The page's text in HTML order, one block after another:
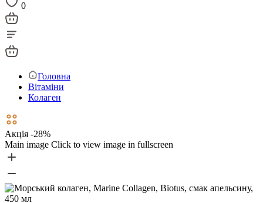
0
Головна
Вітаміни
Колаген
Акція -28%
Main image Click to view image in fullscreen